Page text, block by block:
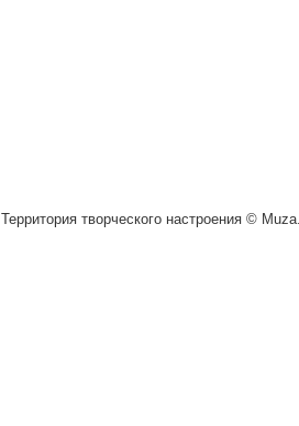
Территория творческого настроения ©